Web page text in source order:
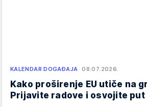
KALENDAR DOGAĐAJA 08.07.2026.
Kako proširenje EU utiče na
Prijavite radove i osvojite put